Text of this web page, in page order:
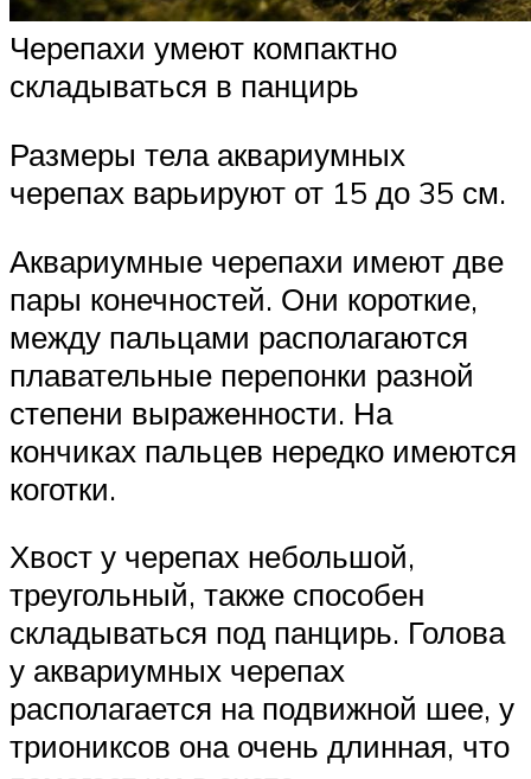
Черепахи умеют компактно
складываться в панцирь
Размеры тела аквариумных
черепах варьируют от 15 до 35 см.
Аквариумные черепахи имеют две
пары конечностей. Они короткие,
между пальцами располагаются
плавательные перепонки разной
степени выраженности. На
кончиках пальцев нередко имеются
коготки.
Хвост у черепах небольшой,
треугольный, также способен
складываться под панцирь. Голова
у аквариумных черепах
располагается на подвижной шее, у
триониксов она очень длинная, что